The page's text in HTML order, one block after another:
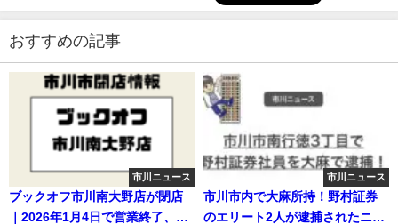
おすすめの記事
市川ニュース
ブックオフ市川南大野店が閉店
｜2026年1月4日で営業終了、公
市川ニュース
市川市内で大麻所持！野村証券
のエリート2人が逮捕されたニュ